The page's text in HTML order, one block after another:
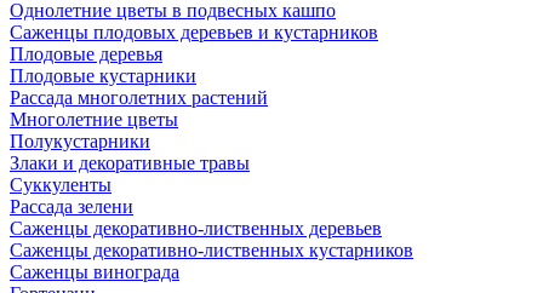
Однолетние цветы в подвесных кашпо
Саженцы плодовых деревьев и кустарников
Плодовые деревья
Плодовые кустарники
Рассада многолетних растений
Многолетние цветы
Полукустарники
Злаки и декоративные травы
Суккуленты
Рассада зелени
Саженцы декоративно-лиственных деревьев
Саженцы декоративно-лиственных кустарников
Саженцы винограда